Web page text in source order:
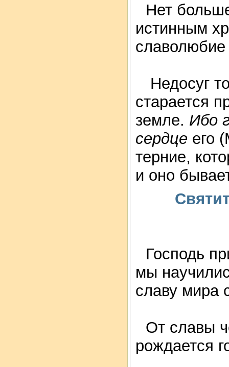
Нет
истинным
Недосуг
старается
земле. Ибо
сердце его
терние,
и оно
Господь
мы
славу мира
От славы
рождается